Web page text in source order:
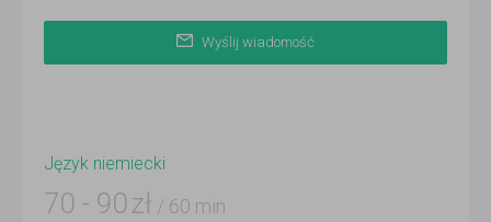
Wyślij wiadomość
Język niemiecki
70 - 90 zł / 60 min